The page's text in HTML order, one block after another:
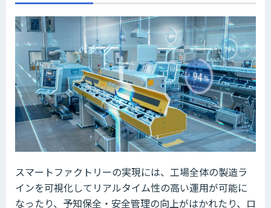
スマートファクトリーの実現には、工場全体の製造ラ
インを可視化してリアルタイム性の高い運用が可能に
なったり、予知保全・安全管理の向上がはかれたり、ロ